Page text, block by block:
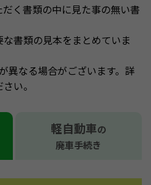
く書類の中に見た事の無い書
書類の見本をまとめていま
異なる場合がございます。詳
い。
軽自動車の
廃車手続き